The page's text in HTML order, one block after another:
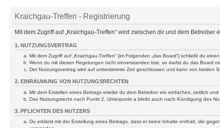
Kraichgau-Treffen - Registrierung
Mit dem Zugriff auf „Kraichgau-Treffen“ wird zwischen dir und dem
1. NUTZUNGSVERTRAG
Mit dem Zugriff auf „Kraichgau-Treffen“ (im Folgenden „das Board“) schließt du
Wenn du mit diesen Regelungen nicht einverstanden bist, so darfst du das Board
Der Nutzungsvertrag wird auf unbestimmte Zeit geschlossen und kann von beiden
2. EINRÄUMUNG VON NUTZUNGSRECHTEN
Mit dem Erstellen eines Beitrags erteilst du dem Betreiber ein einfaches, zeitlich
Das Nutzungsrecht nach Punkt 2, Unterpunkt a bleibt auch nach Kündigung des
3. PFLICHTEN DES NUTZERS
Du erklärst mit der Erstellung eines Beitrags, dass er keine Inhalte enthält, die